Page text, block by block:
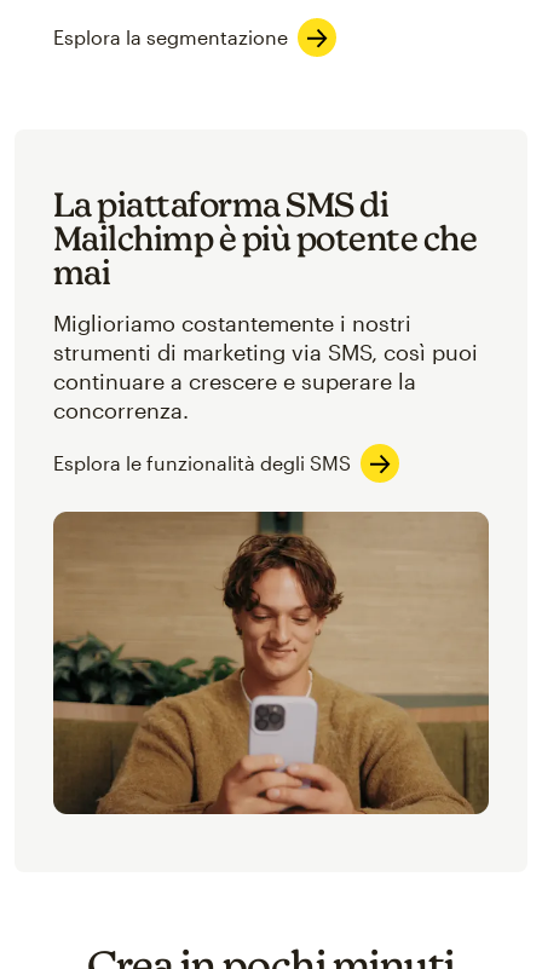
Esplora la segmentazione
La piattaforma SMS di
Mailchimp è più potente che
mai
Miglioriamo costantemente i nostri
strumenti di marketing via SMS, così puoi
continuare a crescere e superare la
concorrenza.
Esplora le funzionalità degli SMS